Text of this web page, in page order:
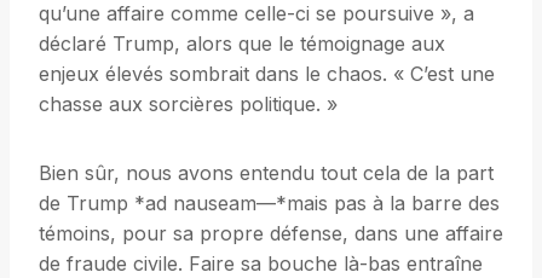
qu’une affaire comme celle-ci se poursuive », a
déclaré Trump, alors que le témoignage aux
enjeux élevés sombrait dans le chaos. « C’est une
chasse aux sorcières politique. »
Bien sûr, nous avons entendu tout cela de la part
de Trump *ad nauseam—*mais pas à la barre des
témoins, pour sa propre défense, dans une affaire
de fraude civile. Faire sa bouche là-bas entraîne